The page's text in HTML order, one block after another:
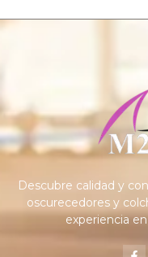
Descubre calidad y
oscurecedores y
experiencia